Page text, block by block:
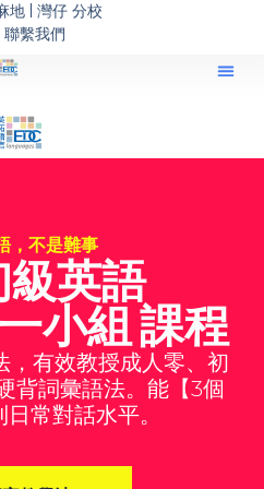
地 | 灣仔 分校
聯繫我們
，不是難事
級英語
小組 課程
，有效教授成人零、初
背詞彙語法。能【3個
常對話水平。